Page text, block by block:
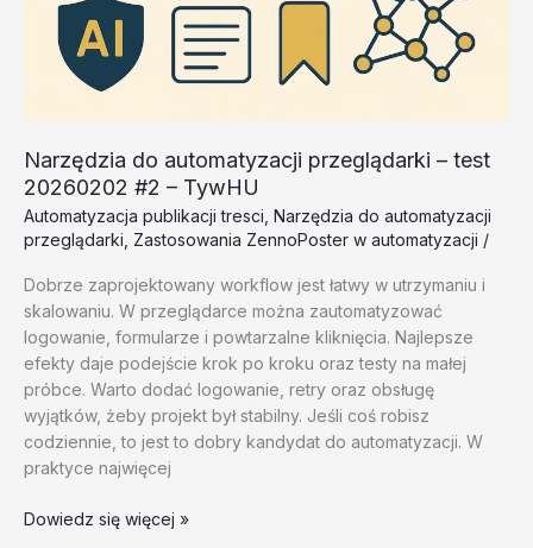
Narzędzia do automatyzacji przeglądarki – test
20260202 #2 – TywHU
Automatyzacja publikacji tresci, Narzędzia do automatyzacji
przeglądarki, Zastosowania ZennoPoster w automatyzacji /
Dobrze zaprojektowany workflow jest łatwy w utrzymaniu i
skalowaniu. W przeglądarce można zautomatyzować
logowanie, formularze i powtarzalne kliknięcia. Najlepsze
efekty daje podejście krok po kroku oraz testy na małej
próbce. Warto dodać logowanie, retry oraz obsługę
wyjątków, żeby projekt był stabilny. Jeśli coś robisz
codziennie, to jest to dobry kandydat do automatyzacji. W
praktyce najwięcej
Narzędzia
Dowiedz się więcej »